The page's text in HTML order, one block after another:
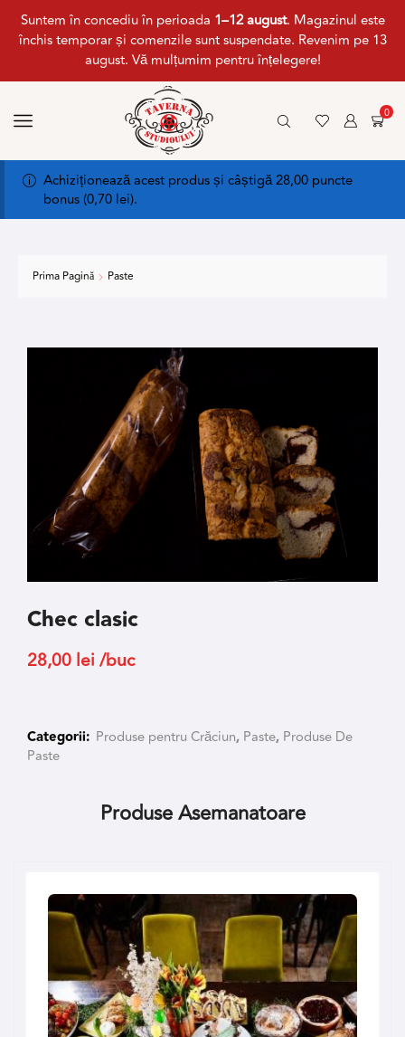
Suntem în concediu în perioada 1–12 august. Magazinul este
închis temporar și comenzile sunt suspendate. Revenim pe 13
august. Vă mulțumim pentru înțelegere!
0
Achiziționează acest produs și câștigă 28,00 puncte
bonus (0,70 lei).
Prima Pagină Paste
Chec clasic
28,00 lei /buc
Categorii: Produse pentru Crăciun, Paste, Produse De
Paste
Produse Asemanatoare